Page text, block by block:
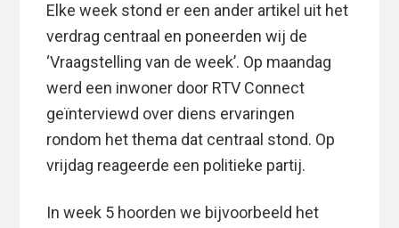
Elke week stond er een ander artikel uit het
verdrag centraal en poneerden wij de
‘Vraagstelling van de week’. Op maandag
werd een inwoner door RTV Connect
geïnterviewd over diens ervaringen
rondom het thema dat centraal stond. Op
vrijdag reageerde een politieke partij.
In week 5 hoorden we bijvoorbeeld het